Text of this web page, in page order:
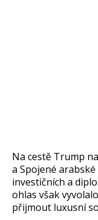
Na cestě Trump
a Spojené
investičních a
ohlas však
přijmout luxusní